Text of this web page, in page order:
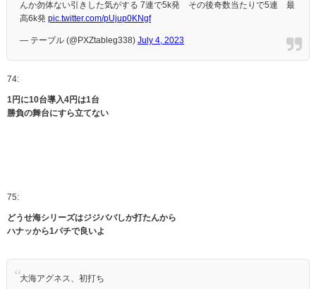
んか勿体ない引きした気がする 7連で5k発 その後奇数当たりで5連 最
高6k発 pic.twitter.com/pUjup0KNgf
— テーブル (@PXZtableg338) July 4, 2023
74:
1円に10台導入4円は1台
勝負の舞台にすら立てない
75:
どうせ海シリーズはジジババしか打たんから
ハナッから1パチで良いよ
大海アグネス、初打ち